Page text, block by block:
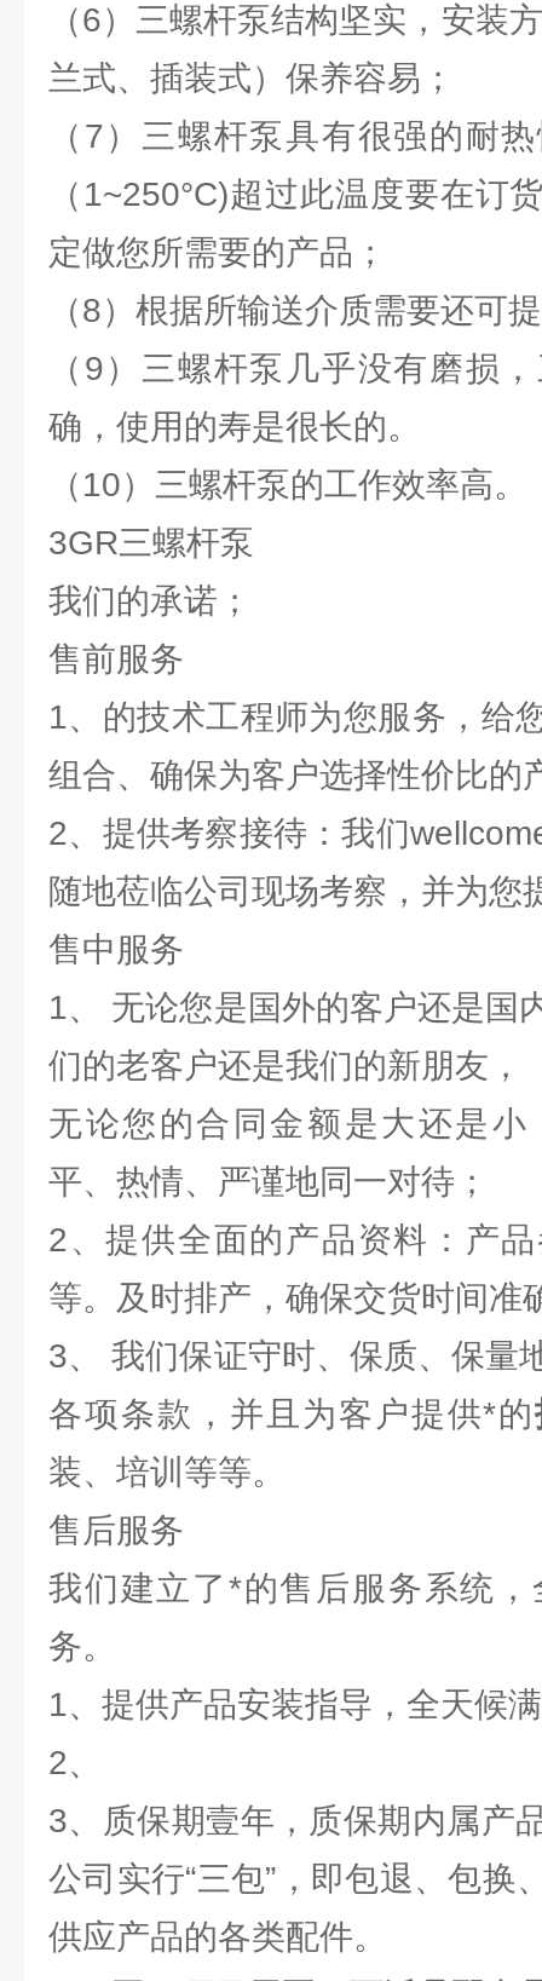
（6）三螺杆泵结构坚实，安装
兰式、插装式）保养容易；
（7）三螺杆泵具有很强的耐
（1~250°C)超过此温度要在订
定做您所需要的产品；
（8）根据所输送介质需要还可
（9）三螺杆泵几乎没有磨损
确，使用的寿是很长的。
（10）三螺杆泵的工作效率高。
3GR三螺杆泵
我们的承诺；
售前服务
1、的技术工程师为您服务，给
组合、确保为客户选择性价比的
2、提供考察接待：我们
随地莅临公司现场考察，并为您
售中服务
1、 无论您是国外的客户还是国
们的老客户还是我们的新朋友，
无论您的合同金额是大还是
平、热情、严谨地同一对待；
2、提供全面的产品资料：产
等。及时排产，确保交货时间准
3、 我们保证守时、保质、保量
各项条款，并且为客户提供*的
装、培训等等。
售后服务
我们建立了*的售后服务系统
务。
1、提供产品安装指导，全天候
2、
3、质保期壹年，质保期内属产
公司实行“三包”，即包退、包换
供应产品的各类配件。